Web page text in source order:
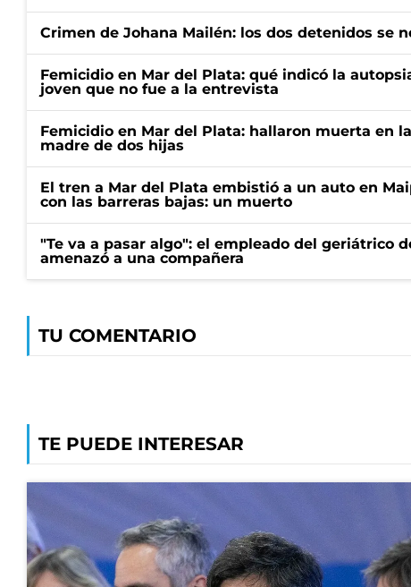
Crimen de Johana Mailén: los dos detenidos se
Femicidio en Mar del Plata: qué indicó la
joven que no fue a la entrevista
Femicidio en Mar del Plata: hallaron muerta en
madre de dos hijas
El tren a Mar del Plata embistió a un auto en
con las barreras bajas: un muerto
"Te va a pasar algo": el empleado del geriátrico
amenazó a una compañera
TU COMENTARIO
TE PUEDE INTERESAR